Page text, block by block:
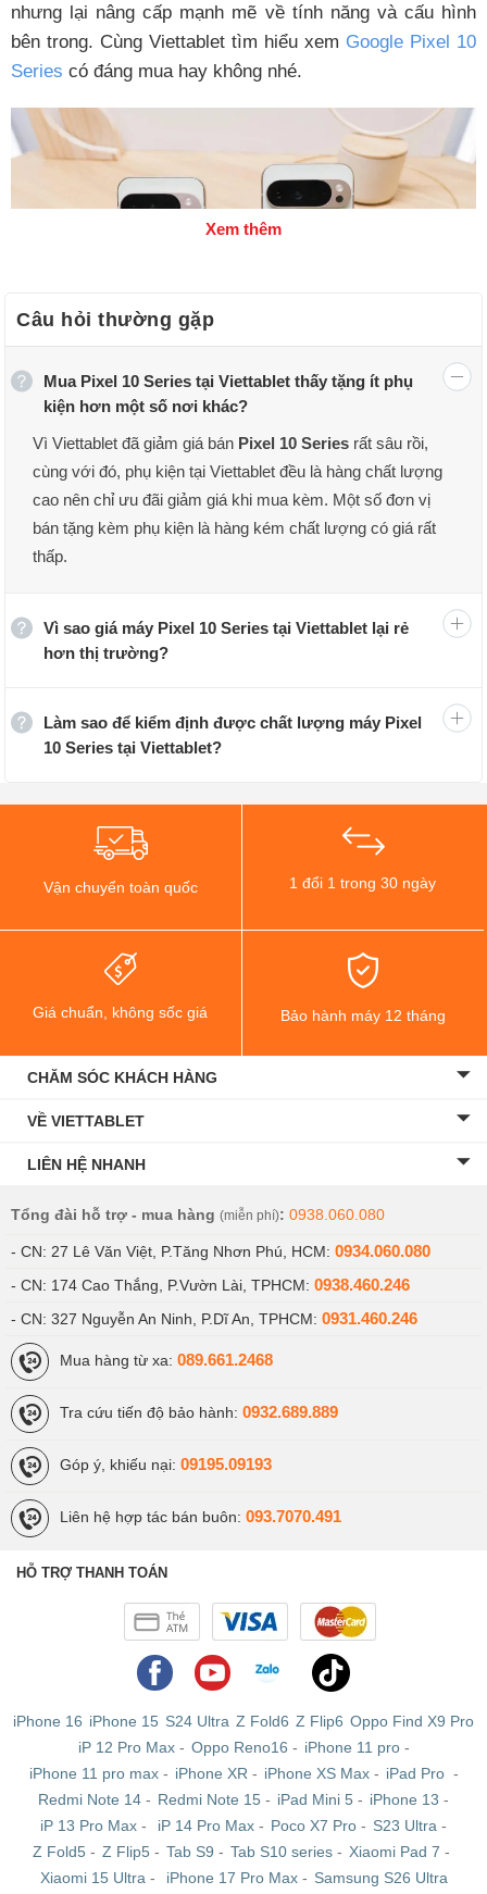
nhưng lại nâng cấp mạnh mẽ về tính năng và cấu hình
bên trong. Cùng Viettablet tìm hiểu xem Google Pixel 10
Series có đáng mua hay không nhé.
Thiết kế ấn tượng, độc lạ
Tổng quan về cấu hình của Google Pixel 10
Series
điểm
Pro
Bộ nhớ
UFS 4.0
Zoned
Zoned UFS
Màn
hình
6.3 inches,
OLED,
Victus 2
6.3
6.8 inches,
OLED, Gorilla
Glass Victus
hình
3,000 nits
nits
(HDR
nits)
2,200 nits)
Camera
sau
48MP
Siêu rộng:
13MP
Tele:
10.8MP
(zoom
quang 5x)
50MP
48MP
Tele:
(zoom
quang
5x)
Tele: 48MP
(zoom quang
5x)
Khả
năng
Zoom kỹ
thuật số
Zoom
hybrid
Zoom hybrid
100x
Xem thêm
Câu hỏi thường gặp
Mua Pixel 10 Series tại Viettablet thấy tặng ít phụ
kiện hơn một số nơi khác?
Vì Viettablet đã giảm giá bán Pixel 10 Series rất sâu rồi,
cùng với đó, phụ kiện tại Viettablet đều là hàng chất lượng
cao nên chỉ ưu đãi giảm giá khi mua kèm. Một số đơn vị
bán tặng kèm phụ kiện là hàng kém chất lượng có giá rất
thấp.
Vì sao giá máy Pixel 10 Series tại Viettablet lại rẻ
hơn thị trường?
Làm sao để kiểm định được chất lượng máy Pixel
10 Series tại Viettablet?
Vận chuyển toàn quốc 1 đổi 1 trong 30 ngày
Giá chuẩn, không sốc giá Bảo hành máy 12 tháng
CHĂM SÓC KHÁCH HÀNG
VỀ VIETTABLET
LIÊN HỆ NHANH
Tổng đài hỗ trợ - mua hàng (miễn phí): 0938.060.080
- CN: 27 Lê Văn Việt, P.Tăng Nhơn Phú, HCM: 0934.060.080
- CN: 174 Cao Thắng, P.Vườn Lài, TPHCM: 0938.460.246
- CN: 327 Nguyễn An Ninh, P.Dĩ An, TPHCM: 0931.460.246
Mua hàng từ xa: 089.661.2468
Tra cứu tiến độ bảo hành: 0932.689.889
Góp ý, khiếu nại: 09195.09193
Liên hệ hợp tác bán buôn: 093.7070.491
HỖ TRỢ THANH TOÁN
iPhone 16 iPhone 15 S24 Ultra Z Fold6 Z Flip6 Oppo Find X9 Pro
iP 12 Pro Max- Oppo Reno16 - iPhone 11 pro-
iPhone 11 pro max- iPhone XR - iPhone XS Max- iPad Pro -
Redmi Note 14 - Redmi Note 15 - iPad Mini 5 - iPhone 13 -
iP 13 Pro Max - iP 14 Pro Max - Poco X7 Pro - S23 Ultra -
Z Fold5 - Z Flip5 - Tab S9 - Tab S10 series - Xiaomi Pad 7 -
Xiaomi 15 Ultra - iPhone 17 Pro Max- Samsung S26 Ultra